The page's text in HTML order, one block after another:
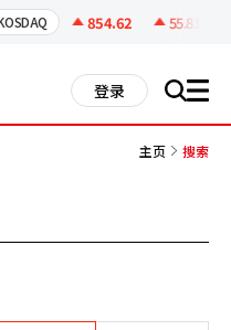
854.62 55.81
登录 搜 all
主页 搜索